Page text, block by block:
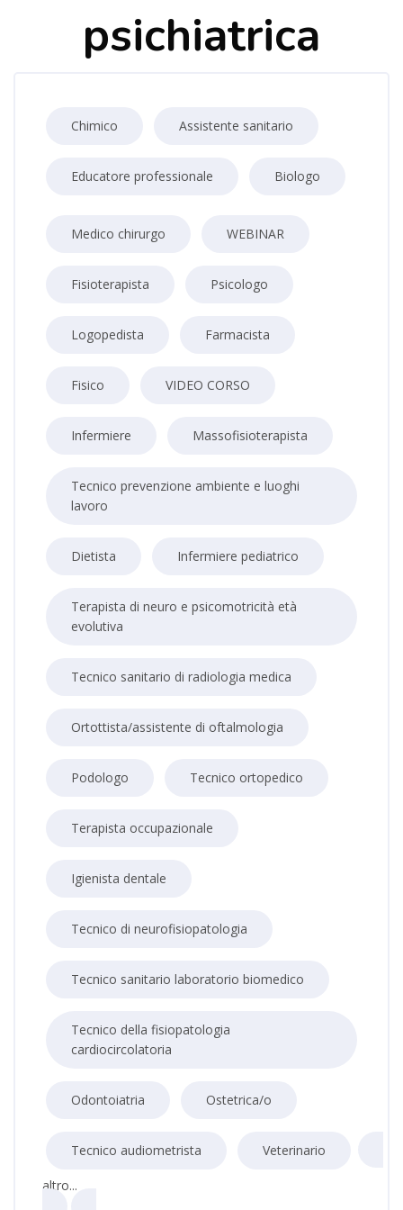
psichiatrica
Chimico Assistente sanitario
Educatore professionale Biologo
Medico chirurgo WEBINAR
Fisioterapista Psicologo
Logopedista Farmacista
Fisico VIDEO CORSO
Infermiere Massofisioterapista
Tecnico prevenzione ambiente e luoghi
lavoro
Dietista Infermiere pediatrico
Terapista di neuro e psicomotricità età
evolutiva
Tecnico sanitario di radiologia medica
Ortottista/assistente di oftalmologia
Podologo Tecnico ortopedico
Terapista occupazionale
Igienista dentale
Tecnico di neurofisiopatologia
Tecnico sanitario laboratorio biomedico
Tecnico della fisiopatologia
cardiocircolatoria
Odontoiatria Ostetrica/o
Tecnico audiometrista Veterinario
altro...